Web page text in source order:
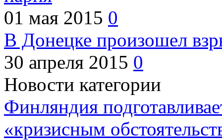
01 мая 2015 0
В Донецке произошел
30 апреля 2015 0
Новости категории
Финляндия
«кризисным